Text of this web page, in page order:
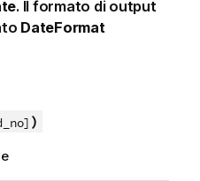
. Il formato di output
DateFormat
)